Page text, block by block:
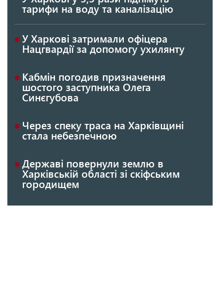
тарифи на воду та каналізацію
У Харкові затримали офіцера
Нацгвардії за допомогу ухилянту
Кабмін погодив призначення
шостого заступника Олега
Синєгубова
Через спеку траса на Харківщині
стала небезпечною
Державі повернули землю в
Харківській області зі скіфським
городищем